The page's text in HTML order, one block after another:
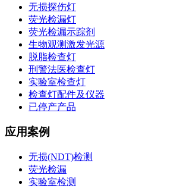
无损探伤灯
荧光检漏灯
荧光检漏示踪剂
生物观测激发光源
脱脂检查灯
刑警法医检查灯
实验室检查灯
检查灯配件及仪器
已停产产品
应用案例
无损(NDT)检测
荧光检漏
实验室检测